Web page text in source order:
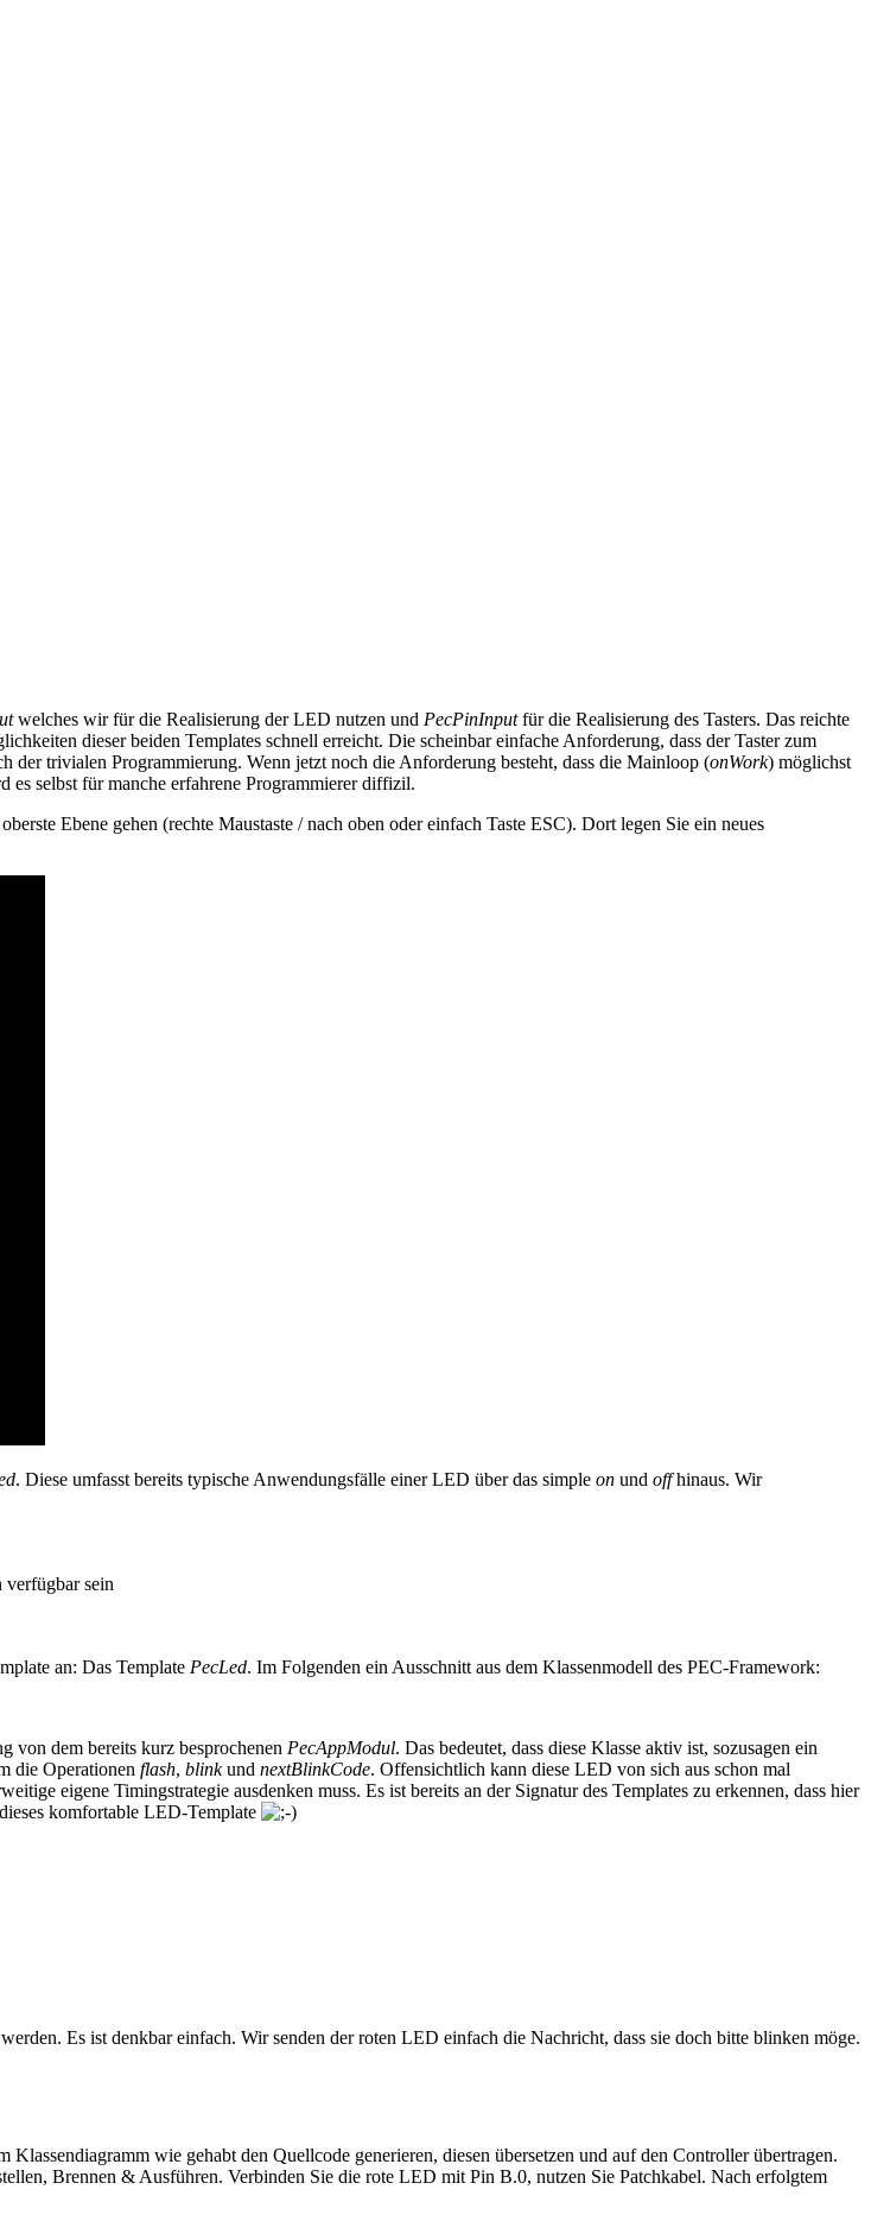
welches wir für die Realisierung der LED nutzen und PecPinInputfür die Realisierung des Tasters. Das reichte
dieser beiden Templates schnell erreicht. Die scheinbar einfache Anforderung, dass der Taster zum
trivialen Programmierung. Wenn jetzt noch die Anforderung besteht, dass die Mainloop (onWork) möglichst
es selbst für manche erfahrene Programmierer diffizil.
Ebene gehen (rechte Maustaste / nach oben oder einfach Taste ESC). Dort legen Sie ein neues
. Diese umfasst bereits typische Anwendungsfälle einer LED über das simple on und offhinaus. Wir
sein
an: Das Template PecLed. Im Folgenden ein Ausschnitt aus dem Klassenmodell des PEC-Framework:
von dem bereits kurz besprochenen PecAppModul. Das bedeutet, dass diese Klasse aktiv ist, sozusagen ein
die Operationen flash, blinkund nextBlinkCode. Offensichtlich kann diese LED von sich aus schon mal
eigene Timingstrategie ausdenken muss. Es ist bereits an der Signatur des Templates zu erkennen, dass hier
komfortable LED-Template
Es ist denkbar einfach. Wir senden der roten LED einfach die Nachricht, dass sie doch bitte blinken möge.
wie gehabt den Quellcode generieren, diesen übersetzen und auf den Controller übertragen.
Brennen & Ausführen. Verbinden Sie die rote LED mit Pin B.0, nutzen Sie Patchkabel. Nach erfolgtem